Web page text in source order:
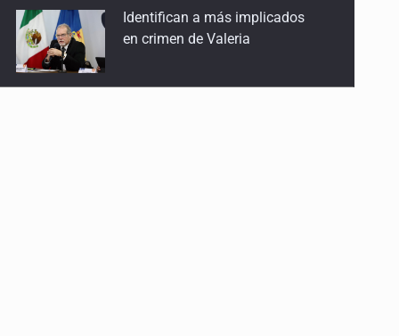
Fragilidad global
12 de Marzo de 2026
Capturan en Zapopan a
defraudador de paquetes